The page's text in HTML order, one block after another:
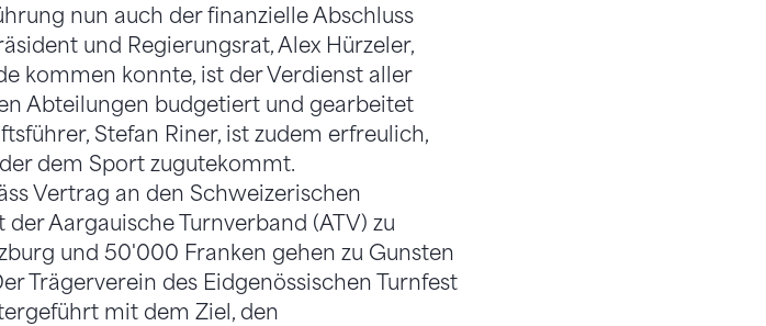
nun auch der finanzielle Abschluss
und Regierungsrat, Alex Hürzeler,
kommen konnte, ist der Verdienst aller
Abteilungen budgetiert und gearbeitet
Stefan Riner, ist zudem erfreulich,
dem Sport zugutekommt.
Vertrag an den Schweizerischen
Aargauische Turnverband (ATV) zu
und 50'000 Franken gehen zu Gunsten
Trägerverein des Eidgenössischen Turnfest
mit dem Ziel, den